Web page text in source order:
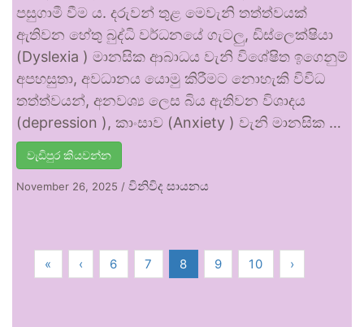
පසුගාමී වීම ය. දරුවන් තුළ මෙවැනි තත්ත්වයක්
ඇතිවන හේතු බුද්ධි වර්ධනයේ ගැටලු, ඩිස්ලෙක්ෂියා
(Dyslexia ) මානසික ආබාධය වැනි විශේෂිත ඉගෙනුම්
අපහසුතා, අවධානය යොමු කිරීමට නොහැකි විවිධ
තත්ත්වයන්, අනවශ්‍ය ලෙස බිය ඇතිවන විශාදය
(depression ), කාංසාව (Anxiety ) වැනි මානසික …
වැඩිපුර කියවන්න
November 26, 2025 / විනිවිද සායනය
« ‹ 6 7 8 9 10 ›